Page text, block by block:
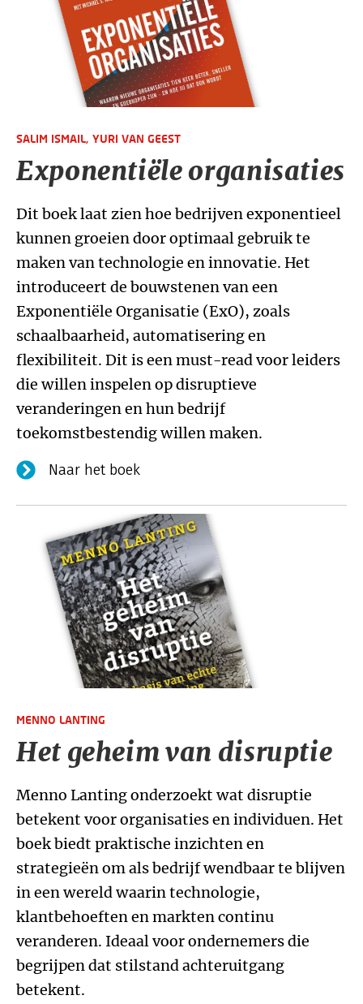
SALIM ISMAIL, YURI VAN GEEST
Exponentiële organisaties
Dit boek laat zien hoe bedrijven exponentieel
kunnen groeien door optimaal gebruik te
maken van technologie en innovatie. Het
introduceert de bouwstenen van een
Exponentiële Organisatie (ExO), zoals
schaalbaarheid, automatisering en
flexibiliteit. Dit is een must-read voor leiders
die willen inspelen op disruptieve
veranderingen en hun bedrijf
toekomstbestendig willen maken.
Naar het boek
MENNO LANTING
Het geheim van disruptie
Menno Lanting onderzoekt wat disruptie
betekent voor organisaties en individuen. Het
boek biedt praktische inzichten en
strategieën om als bedrijf wendbaar te blijven
in een wereld waarin technologie,
klantbehoeften en markten continu
veranderen. Ideaal voor ondernemers die
begrijpen dat stilstand achteruitgang
betekent.